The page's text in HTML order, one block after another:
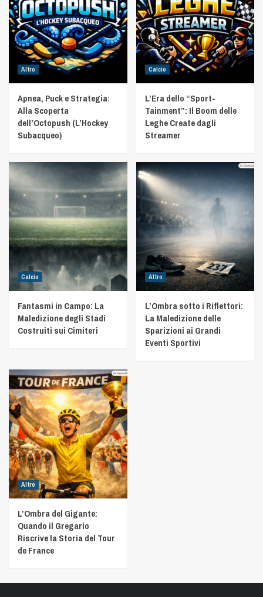
Altro
Apnea, Puck e Strategia:
Alla Scoperta
dell’Octopush (L’Hockey
Subacqueo)
Calcio
L’Era dello “Sport-
Tainment”: Il Boom delle
Leghe Create dagli
Streamer
Calcio
Fantasmi in Campo: La
Maledizione degli Stadi
Costruiti sui Cimiteri
Altro
L’Ombra sotto i Riflettori:
La Maledizione delle
Sparizioni ai Grandi
Eventi Sportivi
Altro
L’Ombra del Gigante:
Quando il Gregario
Riscrive la Storia del Tour
de France